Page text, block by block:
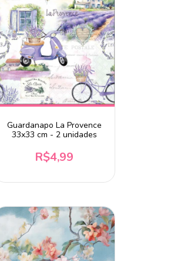
Guardanapo La Provence
33x33 cm - 2 unidades
R$4,99